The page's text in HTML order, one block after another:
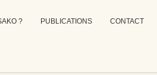
? PUBLICATIONS CONTACT